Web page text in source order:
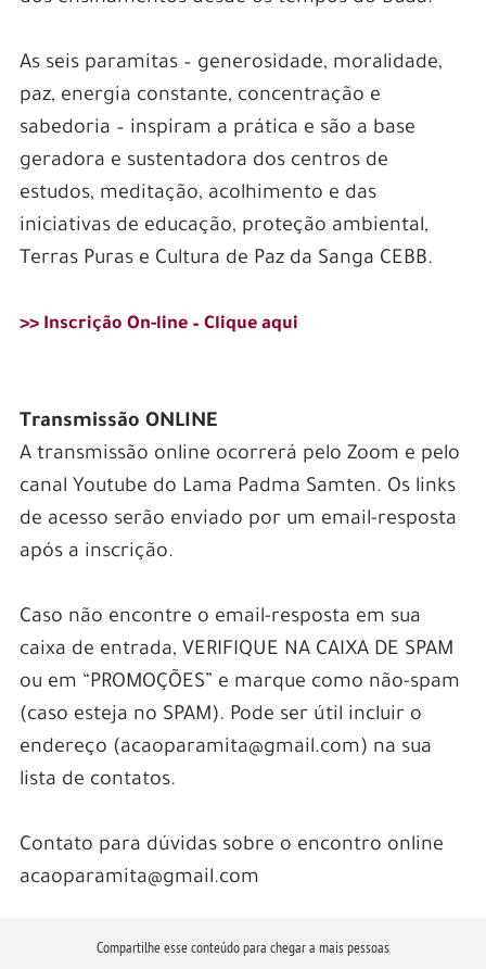
As seis paramitas – generosidade, moralidade,
paz, energia constante, concentração e
sabedoria – inspiram a prática e são a base
geradora e sustentadora dos centros de
estudos, meditação, acolhimento e das
iniciativas de educação, proteção ambiental,
Terras Puras e Cultura de Paz da Sanga CEBB.
>> Inscrição On-line – Clique aqui
Transmissão ONLINE
A transmissão online ocorrerá pelo Zoom e pelo
canal Youtube do Lama Padma Samten. Os links
de acesso serão enviado por um email-resposta
após a inscrição.
Caso não encontre o email-resposta em sua
caixa de entrada, VERIFIQUE NA CAIXA DE SPAM
ou em “PROMOÇÕES” e marque como não-spam
(caso esteja no SPAM). Pode ser útil incluir o
endereço (acaoparamita@gmail.com) na sua
lista de contatos.
Contato para dúvidas sobre o encontro online
acaoparamita@gmail.com
Compartilhe esse conteúdo para chegar a mais pessoas